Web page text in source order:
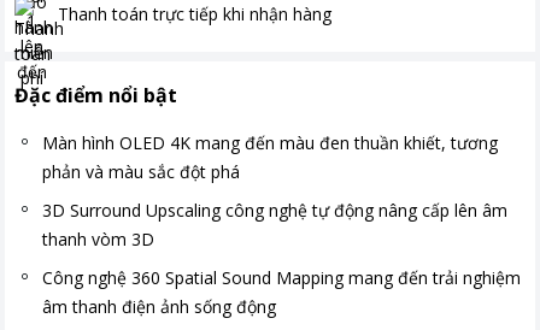
Thanh toán trực tiếp khi nhận hàng
Đặc điểm nổi bật
Màn hình OLED 4K mang đến màu đen thuần khiết, tương
phản và màu sắc đột phá
3D Surround Upscaling công nghệ tự động nâng cấp lên âm
thanh vòm 3D
Công nghệ 360 Spatial Sound Mapping mang đến trải nghiệm
âm thanh điện ảnh sống động